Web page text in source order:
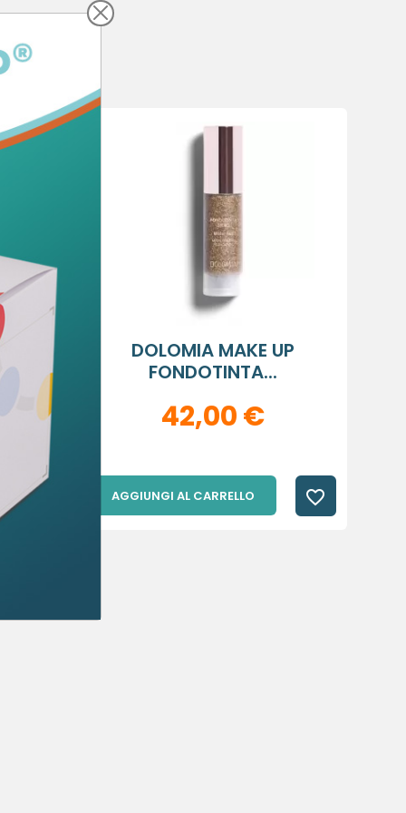
favorite_border
DOLOMIA MAKE UP
FONDOTINTA...
42,00 €
AGGIUNGI AL CARRELLO favorite_border